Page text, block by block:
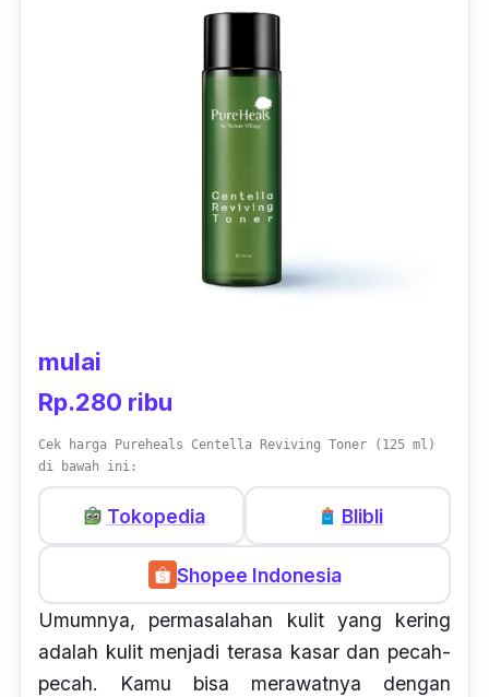
mulai
Rp.280 ribu
Cek harga Pureheals Centella Reviving Toner (125 ml)
di bawah ini:
Tokopedia Blibli
Shopee Indonesia
Umumnya, permasalahan kulit yang kering
adalah kulit menjadi terasa kasar dan pecah-
pecah. Kamu bisa merawatnya dengan